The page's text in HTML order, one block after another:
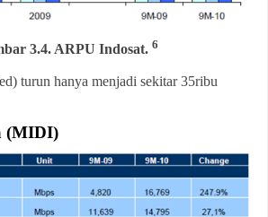
3.4. ARPU Indosat. 6
turun hanya menjadi sekitar 35ribu
(MIDI)